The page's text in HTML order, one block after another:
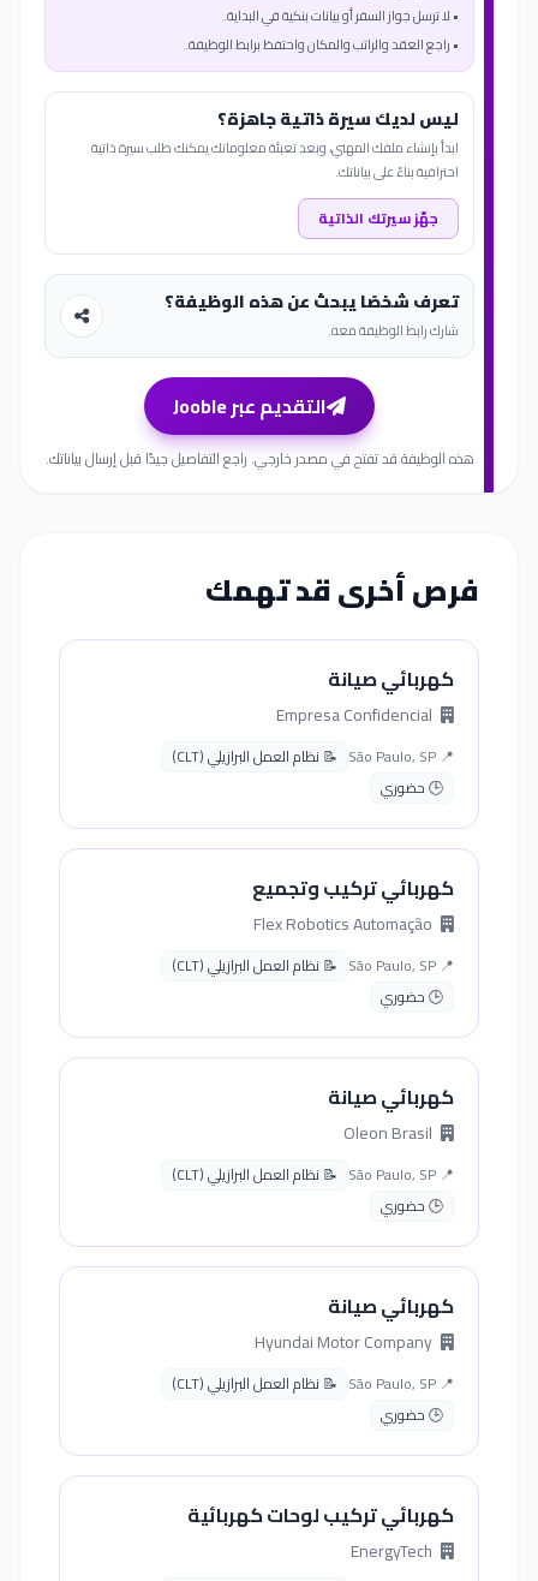
• لا ترسل جواز السفر أو بيانات بنكية في البداية.
• راجع العقد والراتب والمكان واحتفظ برابط الوظيفة.
ليس لديك سيرة ذاتية جاهزة؟
ابدأ بإنشاء ملفك المهني، وبعد تعبئة معلوماتك يمكنك طلب سيرة ذاتية
احترافية بناءً على بياناتك.
جهّز سيرتك الذاتية
تعرف شخصًا يبحث عن هذه الوظيفة؟
شارك رابط الوظيفة معه.
التقديم عبر Jooble
هذه الوظيفة قد تفتح في مصدر خارجي. راجع التفاصيل جيدًا قبل إرسال بياناتك.
فرص أخرى قد تهمك
كهربائي صيانة
📍 São Paulo, SP
📝 نظام العمل البرازيلي (CLT)
🕒 حضوري
كهربائي تركيب وتجميع
📍 São Paulo, SP
📝 نظام العمل البرازيلي (CLT)
🕒 حضوري
كهربائي صيانة
📍 São Paulo, SP
📝 نظام العمل البرازيلي (CLT)
🕒 حضوري
كهربائي صيانة
📍 São Paulo, SP
📝 نظام العمل البرازيلي (CLT)
🕒 حضوري
كهربائي تركيب لوحات كهربائية